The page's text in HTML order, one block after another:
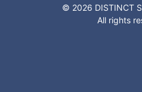
© 2026 DISTINCT
All rights